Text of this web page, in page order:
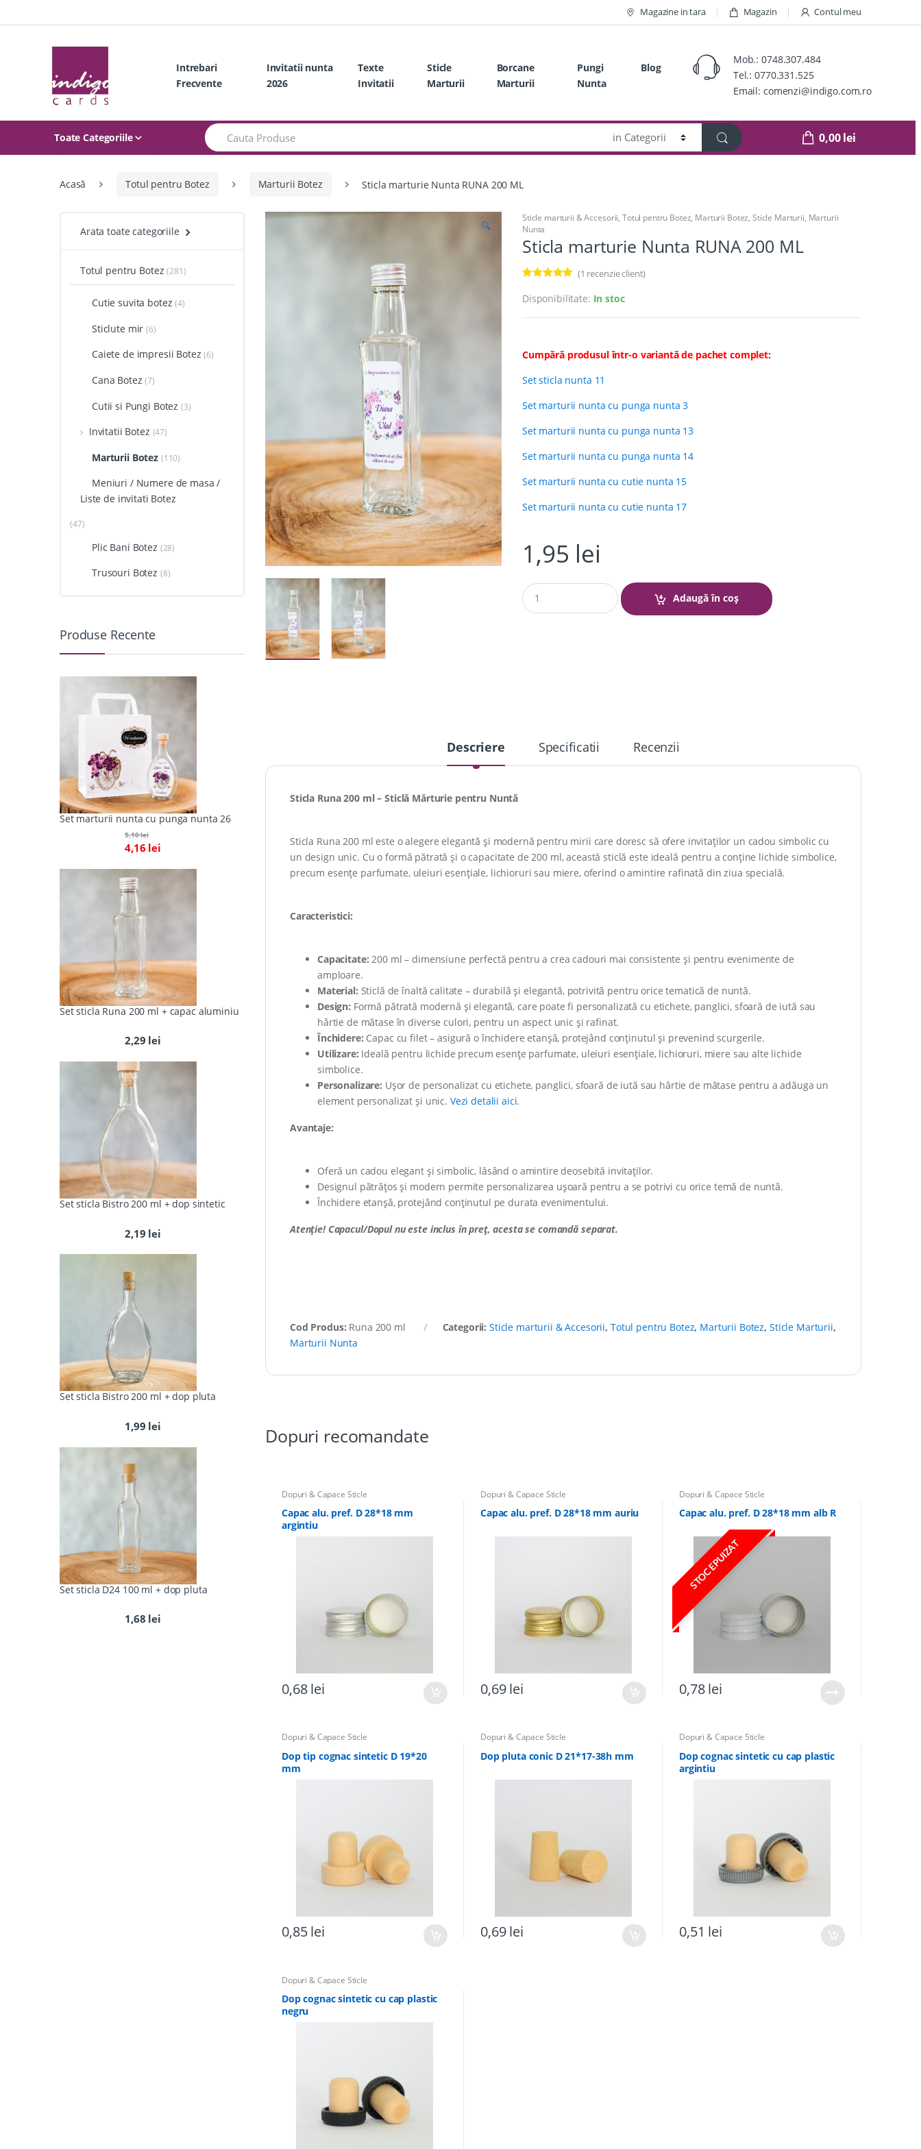
to
to
Magazine in tara Magazin Contul meu
Intrebari
Frecvente
Invitatii nunta
2026
Texte
Invitatii
Sticle
Marturii
Borcane
Marturii
Pungi
Nunta
Blog
Mob.:0748.307.484
Tel.:0770.331.525
Email: comenzi@indigo.com.ro
Toate Categoriile
Search
0,00lei
Acasă Totul pentru Botez Marturii Botez Sticla marturie Nunta RUNA 200 ML
🔍
Sticle marturii & Accesorii, Totul pentru Botez, Marturii Botez, Sticle Marturii, Marturii
Nunta
Sticla marturie Nunta RUNA 200 ML
5.00din 5 pe
baza unei
evaluări a
(1 recenzie client)
Disponibilitate: In stoc
Cumpără produsul într-o variantă de pachet complet:
Set sticla nunta 11
Set marturii nunta cu punga nunta 3
Set marturii nunta cu punga nunta 13
Set marturii nunta cu punga nunta 14
Set marturii nunta cu cutie nunta 15
Set marturii nunta cu cutie nunta 17
1,95 lei
Q
u
Adaugă în coș
Descriere Specificatii Recenzii
Sticla Runa 200 ml – Sticlă Mărturie pentru Nuntă
Sticla Runa 200 ml este o alegere elegantă și modernă pentru mirii care doresc să ofere invitaților un cadou simbolic cu
un design unic. Cu o formă pătrată și o capacitate de 200 ml, această sticlă este ideală pentru a conține lichide simbolice,
precum esențe parfumate, uleiuri esențiale, lichioruri sau miere, oferind o amintire rafinată din ziua specială.
Caracteristici:
Capacitate: 200 ml – dimensiune perfectă pentru a crea cadouri mai consistente și pentru evenimente de
amploare.
Material: Sticlă de înaltă calitate – durabilă și elegantă, potrivită pentru orice tematică de nuntă.
Design: Formă pătrată modernă și elegantă, care poate fi personalizată cu etichete, panglici, sfoară de iută sau
hârtie de mătase în diverse culori, pentru un aspect unic și rafinat.
Închidere: Capac cu filet – asigură o închidere etanșă, protejând conținutul și prevenind scurgerile.
Utilizare: Ideală pentru lichide precum esențe parfumate, uleiuri esențiale, lichioruri, miere sau alte lichide
simbolice.
Personalizare: Ușor de personalizat cu etichete, panglici, sfoară de iută sau hârtie de mătase pentru a adăuga un
element personalizat și unic. Vezi detalii aici.
Avantaje:
Oferă un cadou elegant și simbolic, lăsând o amintire deosebită invitaților.
Designul pătrățos și modern permite personalizarea ușoară pentru a se potrivi cu orice temă de nuntă.
Închidere etanșă, protejând conținutul pe durata evenimentului.
Atenție! Capacul/Dopul nu este inclus în preț, acesta se comandă separat.
Cod Produs: Runa 200 ml Categorii: Sticle marturii & Accesorii, Totul pentru Botez, Marturii Botez, Sticle Marturii,
Marturii Nunta
Dopuri recomandate
Dopuri & Capace Sticle
Capac alu. pref. D 28*18 mm
argintiu
0,68lei
Dopuri & Capace Sticle
Capac alu. pref. D 28*18 mm auriu
0,69lei
Dopuri & Capace Sticle
Capac alu. pref. D 28*18 mm alb R
STOC EPUIZAT
0,78lei
Dopuri & Capace Sticle
Dop tip cognac sintetic D 19*20
mm
0,85lei
Dopuri & Capace Sticle
Dop pluta conic D 21*17-38h mm
0,69lei
Dopuri & Capace Sticle
Dop cognac sintetic cu cap plastic
argintiu
0,51 lei
Dopuri & Capace Sticle
Dop cognac sintetic cu cap plastic
negru
Arata toate categoriile
Totul pentru Botez (281)
Cutie suvita botez (4)
Sticlute mir (6)
Caiete de impresii Botez (6)
Cana Botez (7)
Cutii si Pungi Botez (3)
Invitatii Botez (47)
Marturii Botez (110)
Meniuri / Numere de masa /
Liste de invitati Botez
(47)
Plic Bani Botez (28)
Trusouri Botez (8)
Produse Recente
Set marturii nunta cu punga nunta 26
4,16 lei
5,10lei
Set sticla Runa 200 ml + capac aluminiu
2,29 lei
Set sticla Bistro 200 ml + dop sintetic
2,19 lei
Set sticla Bistro 200 ml + dop pluta
1,99 lei
Set sticla D24 100 ml + dop pluta
1,68 lei